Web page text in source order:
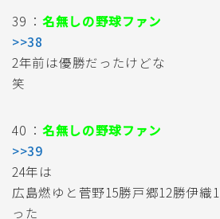
39 ： 名無しの野球ファン
>>38
2年前は優勝だったけどな
笑
40 ： 名無しの野球ファン
>>39
24年は
広島燃ゆと菅野15勝戸郷12勝伊織
った